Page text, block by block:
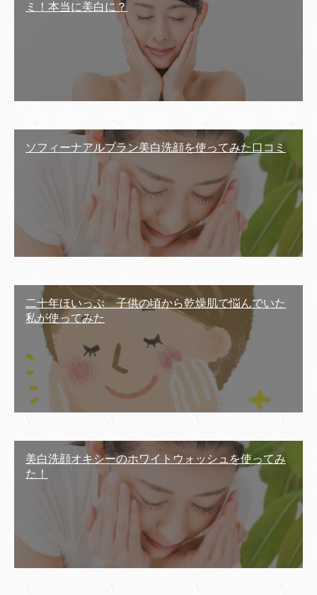
ミ！本当に美白に？
ソフィーナアルブラン美白洗顔を使ってみた口コミ
二十年ほいっぷ 子供の頃から乾燥肌で悩んでいた
私が使ってみた
美白洗顔オキシーのホワイトウォッシュを使ってみ
た！